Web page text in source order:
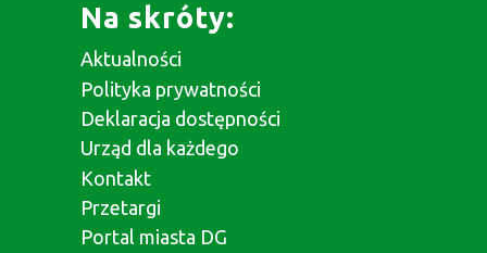
Na skróty:
Aktualności
Polityka prywatności
Deklaracja dostępności
Urząd dla każdego
Kontakt
Przetargi
Portal miasta DG